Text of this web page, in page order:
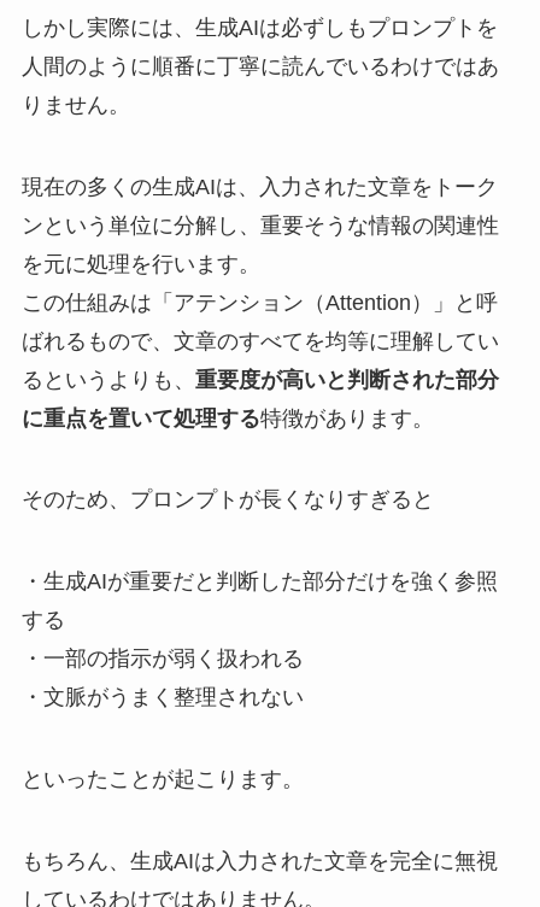
しかし実際には、生成AIは必ずしもプロンプトを
人間のように順番に丁寧に読んでいるわけではあ
りません。
現在の多くの生成AIは、入力された文章をトーク
ンという単位に分解し、重要そうな情報の関連性
を元に処理を行います。
この仕組みは「アテンション（Attention）」と呼
ばれるもので、文章のすべてを均等に理解してい
るというよりも、 重要度が高いと判断された部分
に重点を置いて処理する特徴があります。
そのため、プロンプトが長くなりすぎると
・生成AIが重要だと判断した部分だけを強く参照
する
・一部の指示が弱く扱われる
・文脈がうまく整理されない
といったことが起こります。
もちろん、生成AIは入力された文章を完全に無視
しているわけではありません。